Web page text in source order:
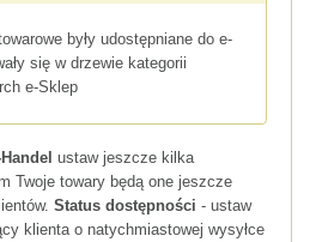
były udostępniane do e-
się w drzewie kategorii
e-Sklep
ustaw jeszcze kilka
Twoje towary będą one jeszcze
Status dostępności - ustaw
klienta o natychmiastowej wysyłce